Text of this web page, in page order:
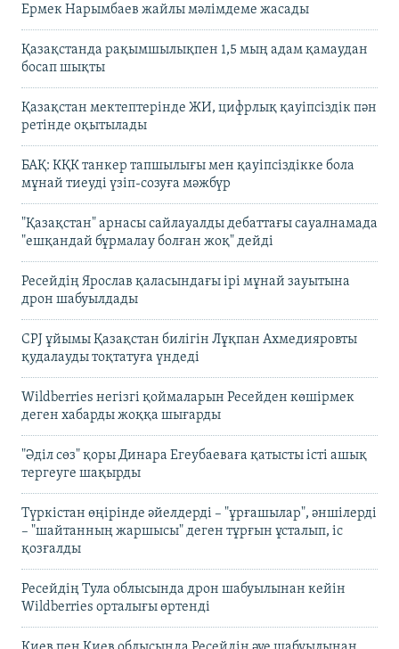
Ермек Нарымбаев жайлы мәлімдеме жасады
Қазақстанда рақымшылықпен 1,5 мың адам қамаудан
босап шықты
Қазақстан мектептерінде ЖИ, цифрлық қауіпсіздік пән
ретінде оқытылады
БАҚ: КҚК танкер тапшылығы мен қауіпсіздікке бола
мұнай тиеуді үзіп-созуға мәжбүр
"Қазақстан" арнасы сайлауалды дебаттағы сауалнамада
"ешқандай бұрмалау болған жоқ" дейді
Ресейдің Ярослав қаласындағы ірі мұнай зауытына
дрон шабуылдады
CPJ ұйымы Қазақстан билігін Лұқпан Ахмедияровты
қудалауды тоқтатуға үндеді
Wildberries негізгі қоймаларын Ресейден көшірмек
деген хабарды жоққа шығарды
"Әділ сөз" қоры Динара Егеубаеваға қатысты істі ашық
тергеуге шақырды
Түркістан өңірінде әйелдерді – "ұрғашылар", әншілерді
– "шайтанның жаршысы" деген тұрғын ұсталып, іс
қозғалды
Ресейдің Тула облысында дрон шабуылынан кейін
Wildberries орталығы өртенді